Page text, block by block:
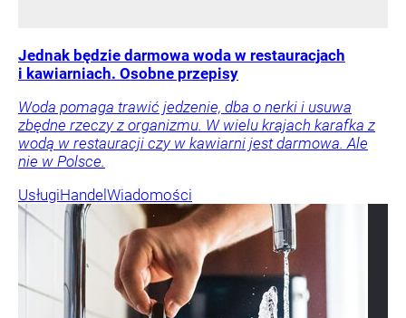
Jednak będzie darmowa woda w restauracjach
i kawiarniach. Osobne przepisy
Woda pomaga trawić jedzenie, dba o nerki i usuwa
zbędne rzeczy z organizmu. W wielu krajach karafka z
wodą w restauracji czy w kawiarni jest darmowa. Ale
nie w Polsce.
UsługiHandelWiadomości